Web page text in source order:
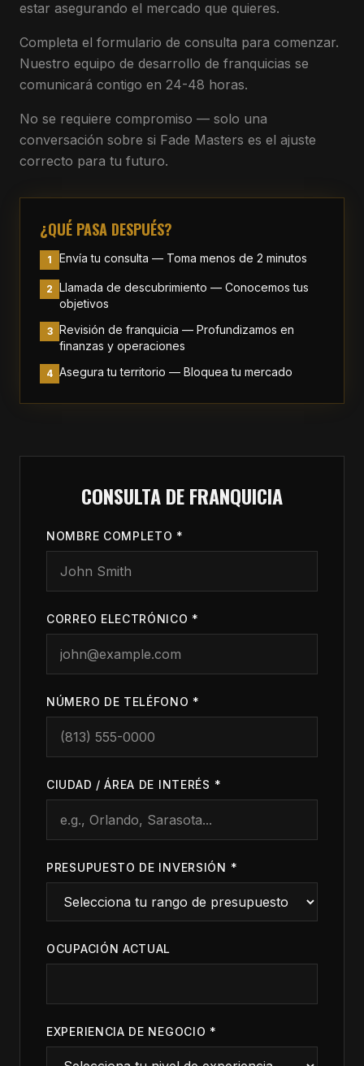
estar asegurando el mercado que quieres.
Completa el formulario de consulta para comenzar.
Nuestro equipo de desarrollo de franquicias se
comunicará contigo en 24-48 horas.
No se requiere compromiso — solo una
conversación sobre si Fade Masters es el ajuste
correcto para tu futuro.
¿QUÉ PASA DESPUÉS?
1 Envía tu consulta — Toma menos de 2 minutos
2 Llamada de descubrimiento — Conocemos tus
objetivos
3 Revisión de franquicia — Profundizamos en
finanzas y operaciones
4 Asegura tu territorio — Bloquea tu mercado
CONSULTA DE FRANQUICIA
NOMBRE COMPLETO *
CORREO ELECTRÓNICO *
NÚMERO DE TELÉFONO *
CIUDAD / ÁREA DE INTERÉS *
PRESUPUESTO DE INVERSIÓN *
OCUPACIÓN ACTUAL
EXPERIENCIA DE NEGOCIO *